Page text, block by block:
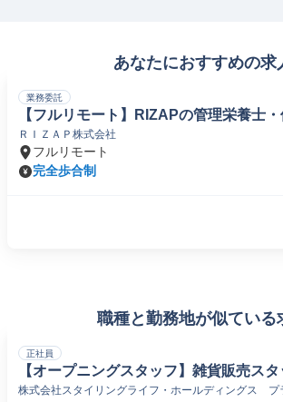
あなたにおすすめの求
業務委託
【フルリモート】RIZAPの管理栄養士
ＲＩＺＡＰ株式会社
フルリモート
完全歩合制
職種と勤務地が似ている
正社員
【オープニングスタッフ】雑貨販売スタ
株式会社スタイリングライフ・ホールディングス プ